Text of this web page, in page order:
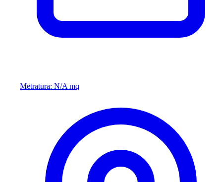
Metratura: N/A mq